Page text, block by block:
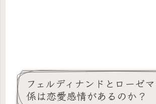
フェルディナンドとローゼ
係は恋愛感情があるのか？